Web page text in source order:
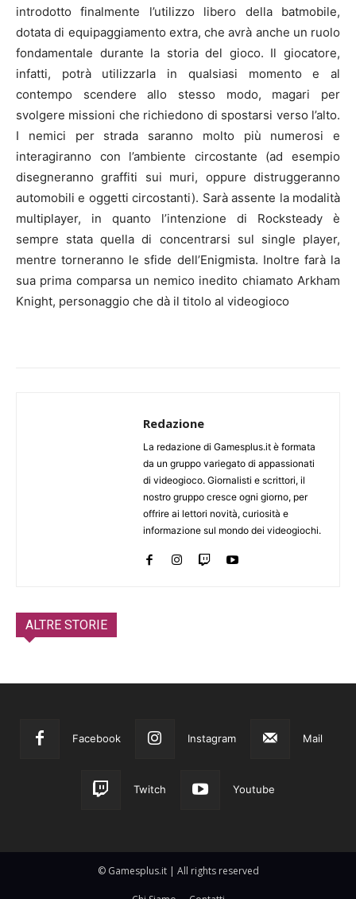
introdotto finalmente l’utilizzo libero della batmobile,
dotata di equipaggiamento extra, che avrà anche un ruolo
fondamentale durante la storia del gioco. Il giocatore,
infatti, potrà utilizzarla in qualsiasi momento e al
contempo scendere allo stesso modo, magari per
svolgere missioni che richiedono di spostarsi verso l’alto.
I nemici per strada saranno molto più numerosi e
interagiranno con l’ambiente circostante (ad esempio
disegneranno graffiti sui muri, oppure distruggeranno
automobili e oggetti circostanti). Sarà assente la modalità
multiplayer, in quanto l’intenzione di Rocksteady è
sempre stata quella di concentrarsi sul single player,
mentre torneranno le sfide dell’Enigmista. Inoltre farà la
sua prima comparsa un nemico inedito chiamato Arkham
Knight, personaggio che dà il titolo al videogioco
Redazione
La redazione di Gamesplus.it è formata
da un gruppo variegato di appassionati
di videogioco. Giornalisti e scrittori, il
nostro gruppo cresce ogni giorno, per
offrire ai lettori novità, curiosità e
informazione sul mondo dei videogiochi.
ALTRE STORIE
Facebook Instagram Mail
Twitch Youtube
© Gamesplus.it | All rights reserved